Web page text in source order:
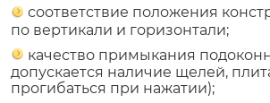
соответствие положения
по вертикали и горизонтали;
качество примыкания
допускается наличие щелей,
прогибаться при нажатии);